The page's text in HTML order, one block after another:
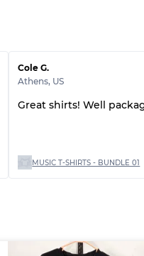
Cole G.
Athens, US
Great shirts! Well
MUSIC T-SHIRTS - BUNDLE 01